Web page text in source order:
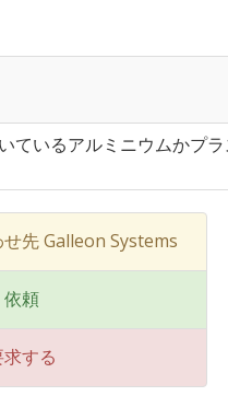
ているアルミニウムかプ
先 Galleon Systems
頼
する